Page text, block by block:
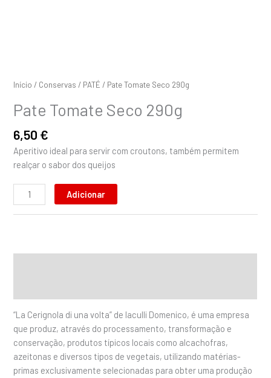
Início / Conservas / PATÉ / Pate Tomate Seco 290g
Pate Tomate Seco 290g
6,50 €
Aperitivo ideal para servir com croutons, também permitem
realçar o sabor dos queijos
Adicionar
“La Cerignola di una volta” de Iaculli Domenico, é uma empresa
que produz, através do processamento, transformação e
conservação, produtos típicos locais como alcachofras,
azeitonas e diversos tipos de vegetais, utilizando matérias-
primas exclusivamente selecionadas para obter uma produção